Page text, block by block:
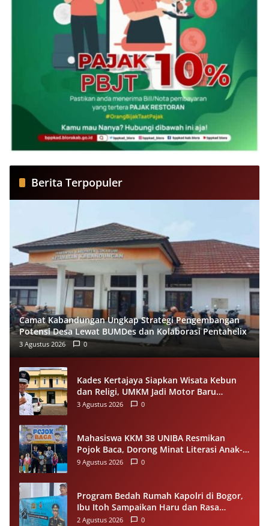
Berita Terpopuler
Camat Kabandungan Ungkap Strategi Pengembangan
Potensi Desa Lewat BUMDes dan Kolaborasi Pentahelix
3 Agustus 2026 0
Kades Kertajaya Siapkan Wisata Kebun
dan Religi, UMKM Jadi Motor Baru
Ekonomi Desa
3 Agustus 2026 0
Mahasiswa KKM 38 UNIBA Resmikan
Pojok Baca, Dorong Minat Literasi Anak-
anak Warga Desa Mekarbaru
9 Agustus 2026 0
Program Bedah Rumah Kapolri di Bogor,
Ibu Itoh Sampaikan Haru dan Rasa
Syukur
2 Agustus 2026 0